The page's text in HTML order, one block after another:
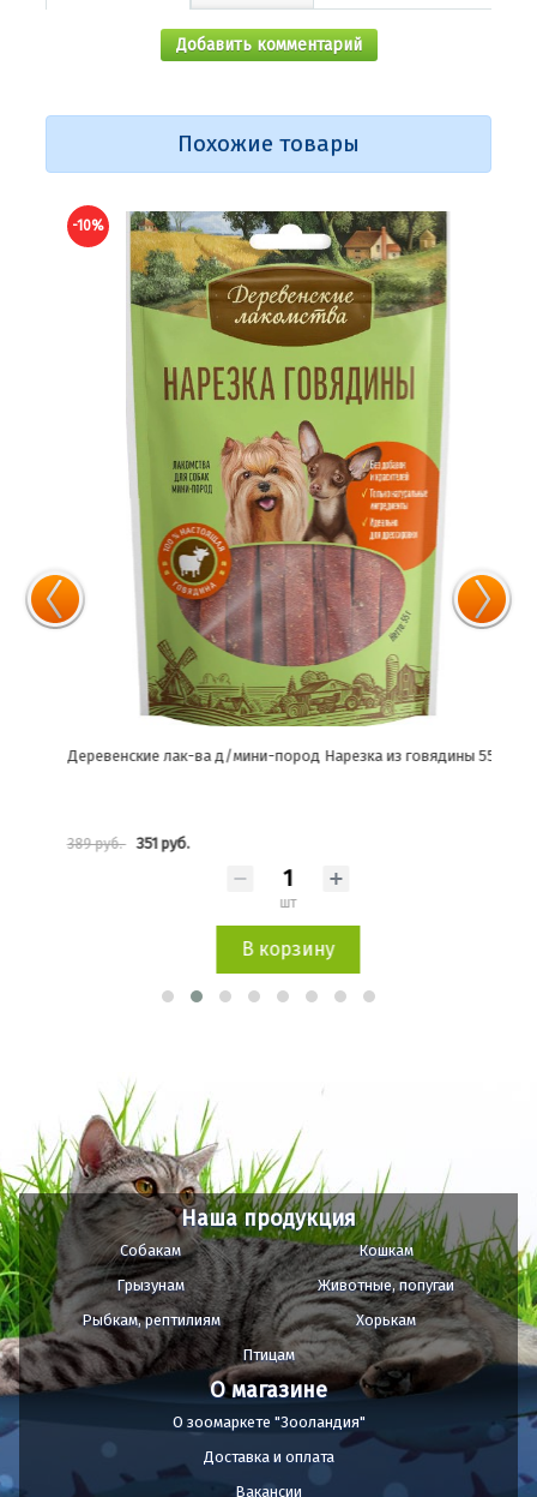
Добавить комментарий
Похожие товары
-10%
Деревенские лак-ва д/мини-пород Нарезка из говядины 55г
389 руб. 351 руб.
В корзину
Наша продукция
Собакам
Кошкам
Грызунам
Животные, попугаи
Рыбкам, рептилиям
Хорькам
Птицам
О магазине
О зоомаркете "Зооландия"
Доставка и оплата
Вакансии